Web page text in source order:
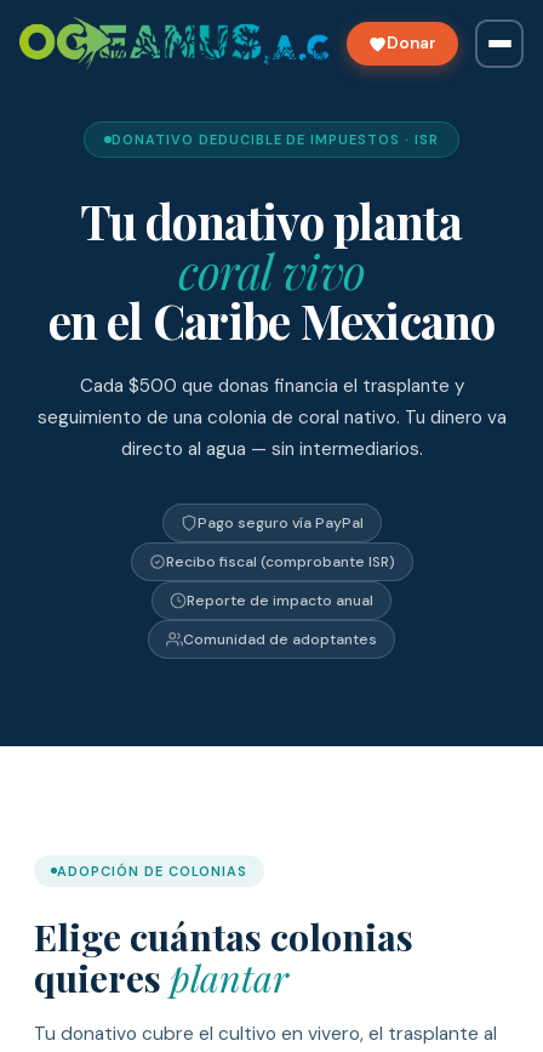
Donar
DONATIVO DEDUCIBLE DE IMPUESTOS · ISR
Tu donativo planta
coral vivo
en el Caribe Mexicano
Cada $500 que donas financia el trasplante y
seguimiento de una colonia de coral nativo. Tu dinero va
directo al agua — sin intermediarios.
Pago seguro vía PayPal
Recibo fiscal (comprobante ISR)
Reporte de impacto anual
Comunidad de adoptantes
ADOPCIÓN DE COLONIAS
Elige cuántas colonias
quieres plantar
Tu donativo cubre el cultivo en vivero, el trasplante al